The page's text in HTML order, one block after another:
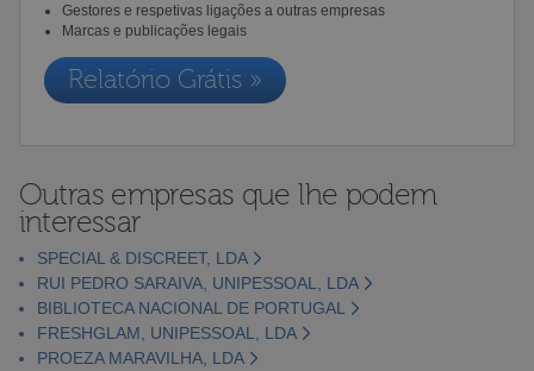
Gestores e respetivas ligações a outras empresas
Marcas e publicações legais
Relatório Grátis »
Outras empresas que lhe podem
interessar
SPECIAL & DISCREET, LDA
RUI PEDRO SARAIVA, UNIPESSOAL, LDA
BIBLIOTECA NACIONAL DE PORTUGAL
FRESHGLAM, UNIPESSOAL, LDA
PROEZA MARAVILHA, LDA